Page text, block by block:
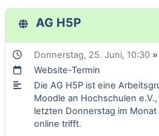
AG H5P
Donnerstag, 25. Juni, 10:30 »
Website-Termin
Die AG H5P ist eine
Moodle an Hochschulen
letzten Donnerstag im Monat
online trifft.